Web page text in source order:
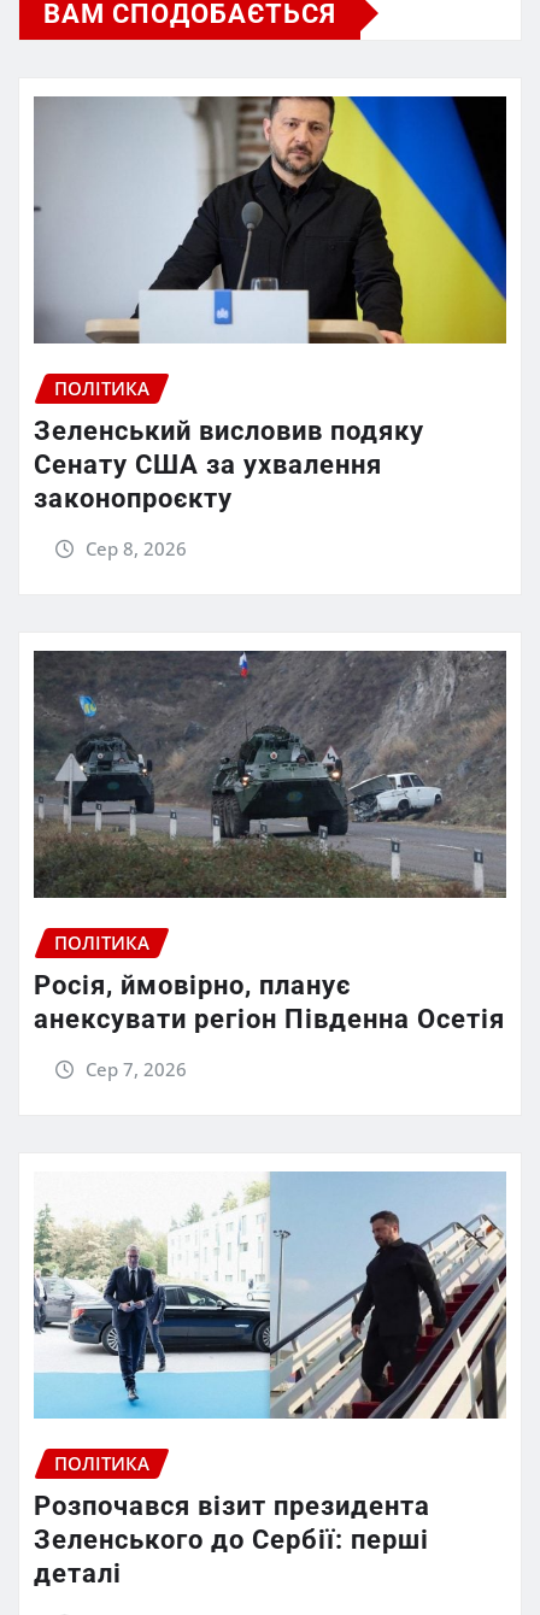
ВАМ СПОДОБАЄТЬСЯ
ПОЛІТИКА
Зеленський висловив подяку
Сенату США за ухвалення
законопроєкту
Сер 8, 2026
ПОЛІТИКА
Росія, ймовірно, планує
анексувати регіон Південна Осетія
Сер 7, 2026
ПОЛІТИКА
Розпочався візит президента
Зеленського до Сербії: перші
деталі